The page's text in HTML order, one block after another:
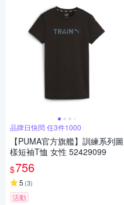
品牌日快閃 任3件1000
【PUMA官方旗艦】訓練系列圖
樣短袖T恤 女性 52429099
$756
5 (3)
活動